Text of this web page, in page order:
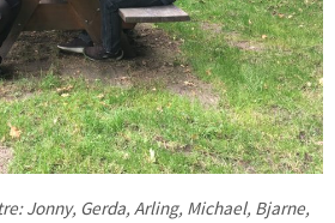
Jonny, Gerda, Arling, Michael, Bjarne,